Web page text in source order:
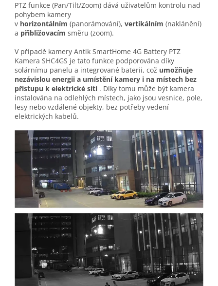
PTZ funkce (Pan/Tilt/Zoom) dává uživatelům kontrolu nad
pohybem kamery
v horizontálním (panorámování), vertikálním (naklánění)
a přibližovacím směru (zoom).
V případě kamery Antik SmartHome 4G Battery PTZ
Kamera SHC4GS je tato funkce podporována díky
solárnímu panelu a integrované baterii, což umožňuje
nezávislou energii a umístění kamery i na místech bez
přístupu k elektrické síti . Díky tomu může být kamera
instalována na odlehlých místech, jako jsou vesnice, pole,
lesy nebo vzdálené objekty, bez potřeby vedení
elektrických kabelů.